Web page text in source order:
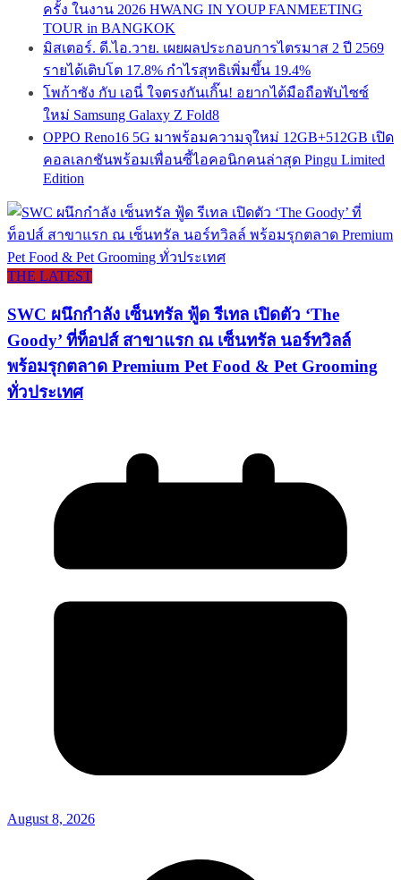
ครั้ง ในงาน 2026 HWANG IN YOUP FANMEETING
TOUR in BANGKOK
มิสเตอร์. ดี.ไอ.วาย. เผยผลประกอบการไตรมาส 2 ปี 2569
รายได้เติบโต 17.8% กำไรสุทธิเพิ่มขึ้น 19.4%
โพก้าซัง กับ เอนี่ ใจตรงกันเกิ๊น! อยากได้มือถือพับไซซ์
ใหม่ Samsung Galaxy Z Fold8
OPPO Reno16 5G มาพร้อมความจุใหม่ 12GB+512GB เปิด
คอลเลกชันพร้อมเพื่อนซี้ไอคอนิกคนล่าสุด Pingu Limited
Edition
THE LATEST
SWC ผนึกกำลัง เซ็นทรัล ฟู้ด รีเทล เปิดตัว ‘The
Goody’ ที่ท็อปส์ สาขาแรก ณ เซ็นทรัล นอร์ทวิลล์
พร้อมรุกตลาด Premium Pet Food & Pet Grooming
ทั่วประเทศ
August 8, 2026